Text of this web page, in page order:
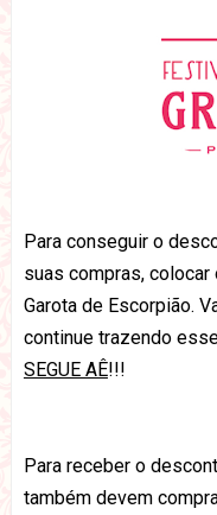
Para conseguir o
suas compras, colocar
Garota de Escorpião.
continue trazendo
SEGUE AÊ!!!
Para receber o
também devem